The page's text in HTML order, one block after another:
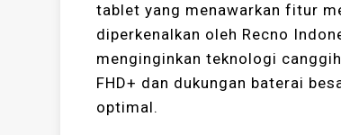
tablet yang menawarkan fitur
diperkenalkan oleh Recno
menginginkan teknologi
FHD+ dan dukungan baterai
optimal.